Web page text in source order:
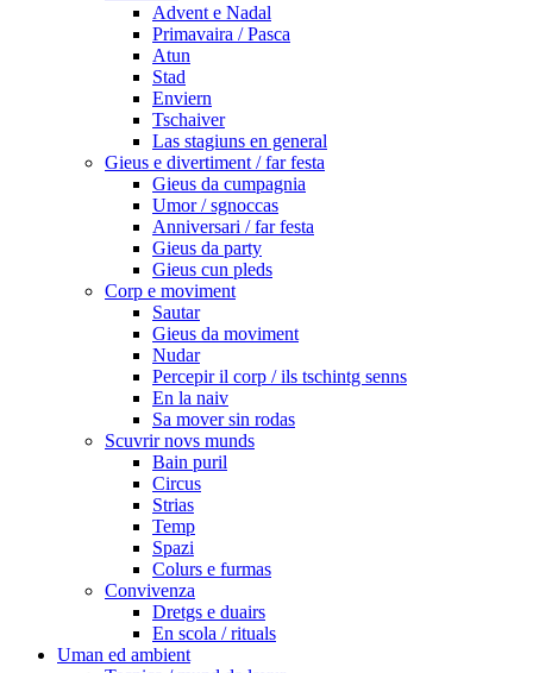
Advent e Nadal
Primavaira / Pasca
Atun
Stad
Enviern
Tschaiver
Las stagiuns en general
Gieus e divertiment / far festa
Gieus da cumpagnia
Umor / sgnoccas
Anniversari / far festa
Gieus da party
Gieus cun pleds
Corp e moviment
Sautar
Gieus da moviment
Nudar
Percepir il corp / ils tschintg senns
En la naiv
Sa mover sin rodas
Scuvrir novs munds
Bain puril
Circus
Strias
Temp
Spazi
Colurs e furmas
Convivenza
Dretgs e duairs
En scola / rituals
Uman ed ambient